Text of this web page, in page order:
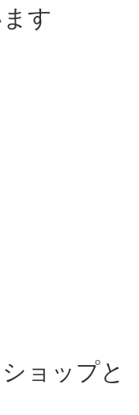
す
ョップと